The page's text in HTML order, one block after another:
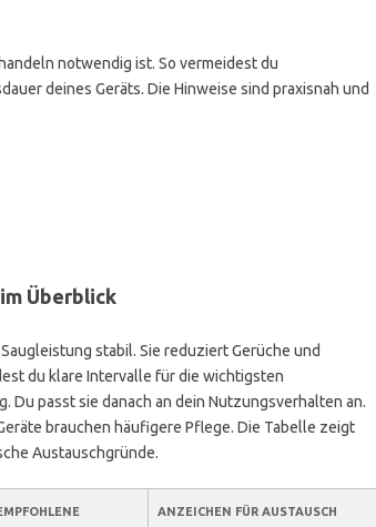
notwendig ist. So vermeidest du
deines Geräts. Die Hinweise sind praxisnah und
Überblick
stabil. Sie reduziert Gerüche und
du klare Intervalle für die wichtigsten
Du passt sie danach an dein Nutzungsverhalten an.
brauchen häufigere Pflege. Die Tabelle zeigt
Austauschgründe.
ANZEICHEN FÜR AUSTAUSCH